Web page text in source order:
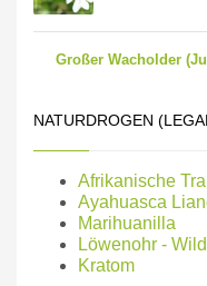
Großer Wacholder
NATURDROGEN
Afrikanische
Ayahuasca
Marihuanilla
Löwenohr -
Kratom